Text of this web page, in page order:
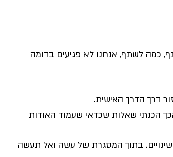
כמה לשתף, אנחנו לא פגיעים בדומה
דרך הדרך האישית.
הכנתי שאלות שכדאי שעמוד האודות
בתוך המסגרת של עשה ואל תעשה